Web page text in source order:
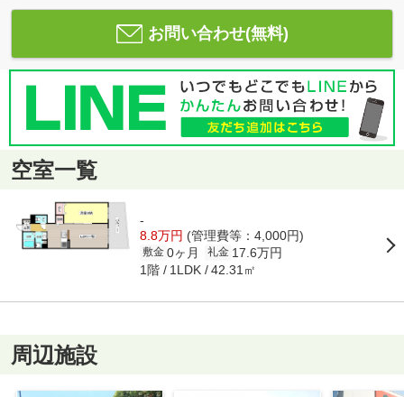
お問い合わせ(無料)
空室一覧
-
8.8万円 (管理費等：4,000円)
敷金 0ヶ月 礼金 17.6万円
1階 1LDK 42.31㎡
周辺施設